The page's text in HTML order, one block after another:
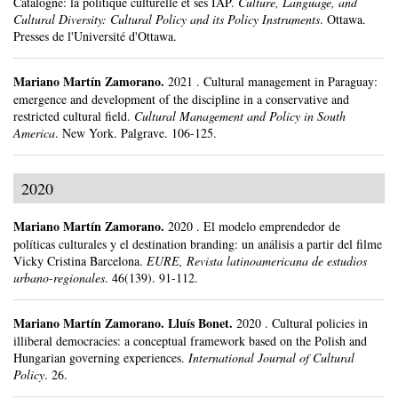
Cultural Diversity: Cultural Policy and its Policy Instruments. Ottawa.
Presses de l'Université d'Ottawa.
Mariano Martín Zamorano. 2021 . Cultural management in Paraguay:
emergence and development of the discipline in a conservative and
restricted cultural field. Cultural Management and Policy in South
America. New York. Palgrave. 106-125.
2020
Mariano Martín Zamorano. 2020 . El modelo emprendedor de
políticas culturales y el destination branding: un análisis a partir del filme
Vicky Cristina Barcelona. EURE, Revista latinoamericana de estudios
urbano-regionales. 46(139). 91-112.
Mariano Martín Zamorano. Lluís Bonet. 2020 . Cultural policies in
illiberal democracies: a conceptual framework based on the Polish and
Hungarian governing experiences. International Journal of Cultural
Policy. 26.